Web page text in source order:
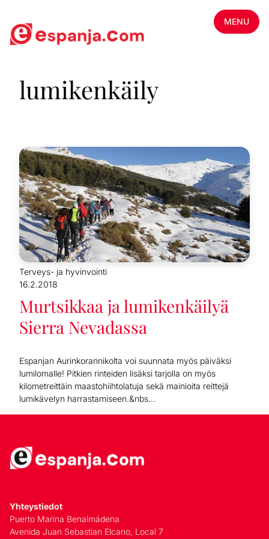
MENU
lumikenkäily
Terveys- ja hyvinvointi
16.2.2018
Murtsikkaa ja lumikenkäilyä
Sierra Nevadassa
Espanjan Aurinkorannikolta voi suunnata myös päiväksi
lumilomalle! Pitkien rinteiden lisäksi tarjolla on myös
kilometreittäin maastohiihtolatuja sekä mainioita reittejä
lumikävelyn harrastamiseen.&nbs...
Yhteystiedot
Puerto Marina Benalmádena
Avenida Juan Sebastian Elcano, Local 7